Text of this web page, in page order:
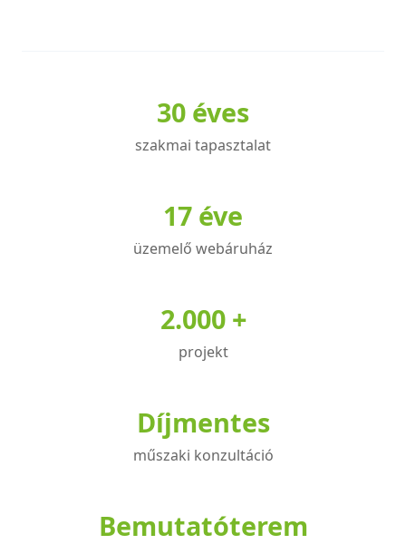
van.
A
termékoldalon
ki
30 éves
szakmai tapasztalat
17 éve
üzemelő webáruház
2.000 +
projekt
Díjmentes
műszaki konzultáció
Bemutatóterem